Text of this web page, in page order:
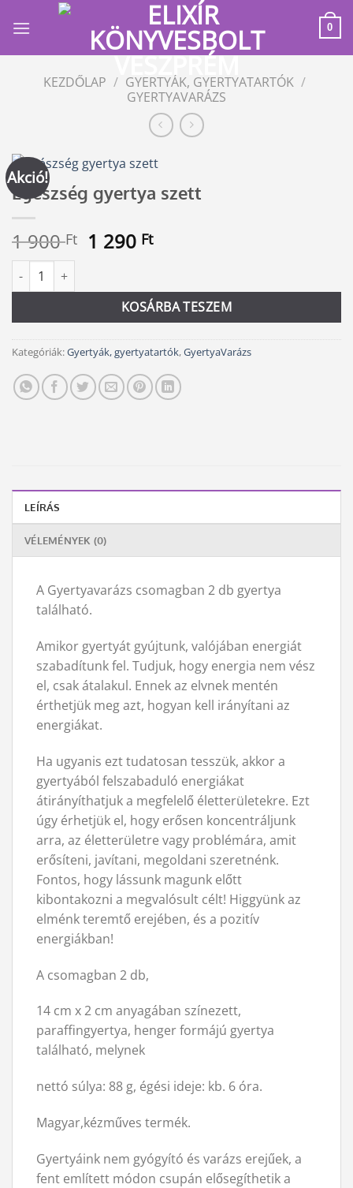
0
KEZDŐLAP / GYERTYÁK, GYERTYATARTÓK /
GYERTYAVARÁZS
Akció!
Egészség gyertya szett
1 900Ft Original
1
900 Ft.
1 290 FtCurrent
1
290 Ft.
Egészség gyertya szett mennyiség
KOSÁRBA TESZEM
Alternative:
Kategóriák:Gyertyák, gyertyatartók,GyertyaVarázs
LEÍRÁS
VÉLEMÉNYEK (0)
A Gyertyavarázs csomagban 2 db gyertya
található.
Amikor gyertyát gyújtunk, valójában energiát
szabadítunk fel. Tudjuk, hogy energia nem vész
el, csak átalakul. Ennek az elvnek mentén
érthetjük meg azt, hogyan kell irányítani az
energiákat.
Ha ugyanis ezt tudatosan tesszük, akkor a
gyertyából felszabaduló energiákat
átirányíthatjuk a megfelelő életterületekre. Ezt
úgy érhetjük el, hogy erősen koncentráljunk
arra, az életterületre vagy problémára, amit
erősíteni, javítani, megoldani szeretnénk.
Fontos, hogy lássunk magunk előtt
kibontakozni a megvalósult célt! Higgyünk az
elménk teremtő erejében, és a pozitív
energiákban!
A csomagban 2 db,
14 cm x 2 cm anyagában színezett,
paraffingyertya, henger formájú gyertya
található, melynek
nettó súlya: 88 g, égési ideje: kb. 6 óra.
Magyar,kézműves termék.
Gyertyáink nem gyógyító és varázs erejűek, a
fent említett módon csupán elősegíthetik a